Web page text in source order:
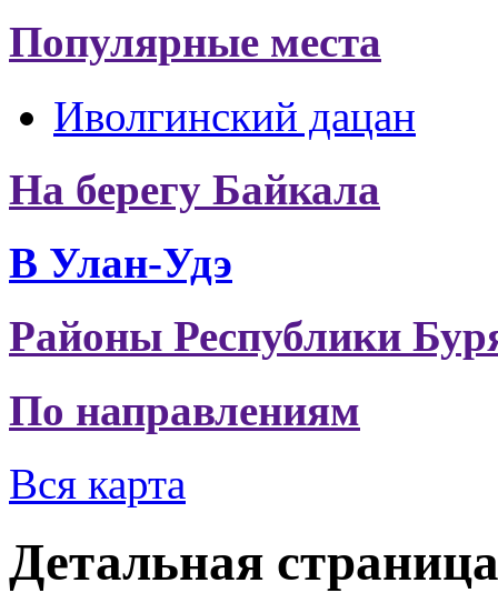
Популярные места
Иволгинский дацан
На берегу Байкала
В Улан-Удэ
Районы Республики
По направлениям
Вся карта
Детальная страница